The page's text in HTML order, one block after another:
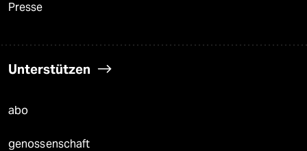
Presse
Unterstützen
abo
genossenschaft